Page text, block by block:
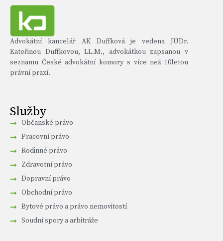
Advokátní kancelář AK Duffková je vedena JUDr.
Kateřinou Duffkovou, LL.M., advokátkou zapsanou v
seznamu České advokátní komory s více než 10letou
právní praxí.
Služby
Občanské právo
Pracovní právo
Rodinné právo
Zdravotní právo
Dopravní právo
Obchodní právo
Bytové právo a právo nemovitostí
Soudní spory a arbitráže